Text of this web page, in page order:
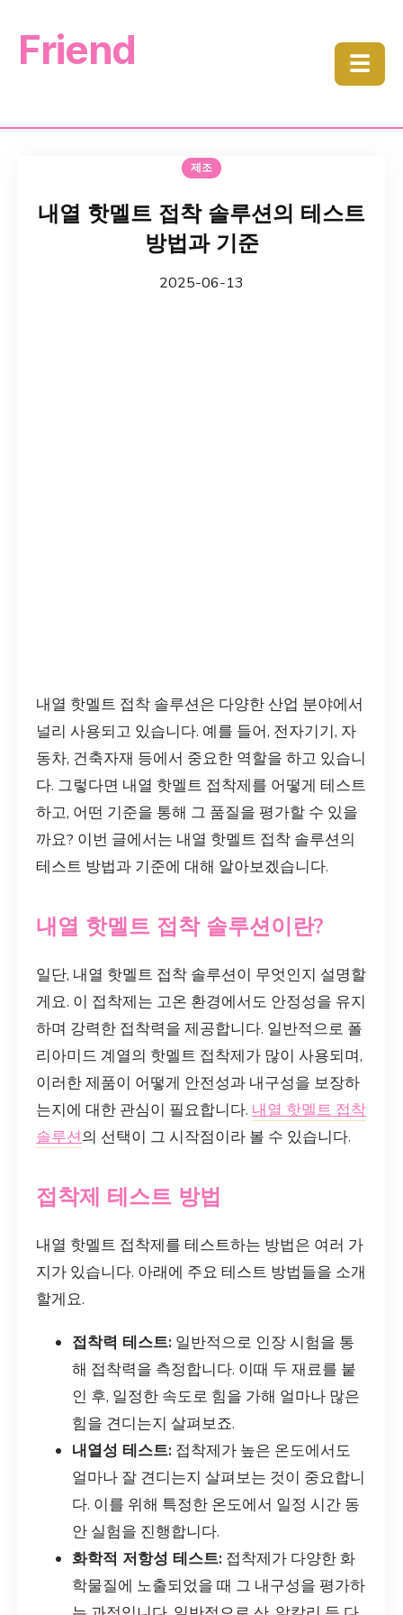
Friend ☰
제조
내열 핫멜트 접착 솔루션의 테스트
방법과 기준
2025-06-13
내열 핫멜트 접착 솔루션은 다양한 산업 분야에서
널리 사용되고 있습니다. 예를 들어, 전자기기, 자
동차, 건축자재 등에서 중요한 역할을 하고 있습니
다. 그렇다면 내열 핫멜트 접착제를 어떻게 테스트
하고, 어떤 기준을 통해 그 품질을 평가할 수 있을
까요? 이번 글에서는 내열 핫멜트 접착 솔루션의
테스트 방법과 기준에 대해 알아보겠습니다.
내열 핫멜트 접착 솔루션이란?
일단, 내열 핫멜트 접착 솔루션이 무엇인지 설명할
게요. 이 접착제는 고온 환경에서도 안정성을 유지
하며 강력한 접착력을 제공합니다. 일반적으로 폴
리아미드 계열의 핫멜트 접착제가 많이 사용되며,
이러한 제품이 어떻게 안전성과 내구성을 보장하
는지에 대한 관심이 필요합니다. 내열 핫멜트 접착
솔루션의 선택이 그 시작점이라 볼 수 있습니다.
접착제 테스트 방법
내열 핫멜트 접착제를 테스트하는 방법은 여러 가
지가 있습니다. 아래에 주요 테스트 방법들을 소개
할게요.
접착력 테스트: 일반적으로 인장 시험을 통
해 접착력을 측정합니다. 이때 두 재료를 붙
인 후, 일정한 속도로 힘을 가해 얼마나 많은
힘을 견디는지 살펴보죠.
내열성 테스트: 접착제가 높은 온도에서도
얼마나 잘 견디는지 살펴보는 것이 중요합니
다. 이를 위해 특정한 온도에서 일정 시간 동
안 실험을 진행합니다.
화학적 저항성 테스트: 접착제가 다양한 화
학물질에 노출되었을 때 그 내구성을 평가하